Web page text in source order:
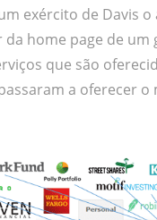
exército de Davis
da home page de
que são
a oferecer